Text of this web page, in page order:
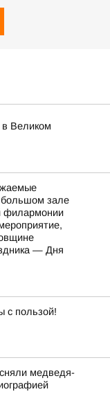
Великом
зале
филармонии
— Дня
с пользой!
медведя-